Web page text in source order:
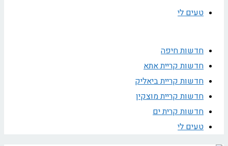
טעים לי
חדשות חיפה
חדשות קריית אתא
חדשות קריית ביאליק
חדשות קריית מוצקין
חדשות קרית ים
טעים לי